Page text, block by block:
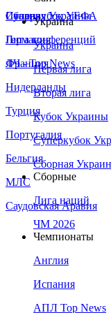
Сборная Украины
Италия
Германия
Франция
Нидерланды
Турция
Португалия
Бельгия
МЛС
Саудовская Аравия
Суперкубок УЕФА
Лига конференций
ЛЧ - Top News
Украина
Украина
Первая лига
Вторая лига
Кубок Украины
Суперкубок
Сборная
Сборные
Лига наций
ЧМ 2026
Чемпионаты
Англия
Испания
АПЛ Top News